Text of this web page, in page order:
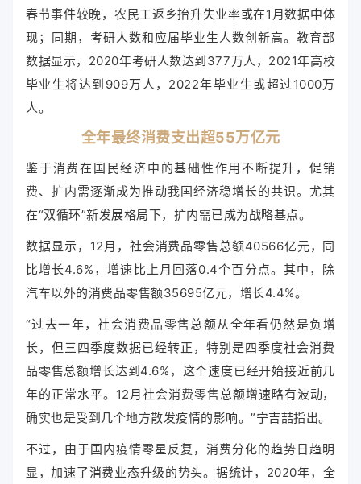
春节事件较晚，农民工返乡抬升失业率或在1月数据中体
现；同期，考研人数和应届毕业生人数创新高。教育部
数据显示，2020年考研人数达到377万人，2021年高校
毕业生将达到909万人，2022年毕业生或超过1000万
人。
全年最终消费支出超55万亿元
鉴于消费在国民经济中的基础性作用不断提升，促销
费、扩内需逐渐成为推动我国经济稳增长的共识。尤其
在“双循环”新发展格局下，扩内需已成为战略基点。
数据显示，12月，社会消费品零售总额40566亿元，同
比增长4.6%，增速比上月回落0.4个百分点。其中，除
汽车以外的消费品零售额35695亿元，增长4.4%。
“过去一年，社会消费品零售总额从全年看仍然是负增
长，但三四季度数据已经转正，特别是四季度社会消费
品零售总额增长达到4.6%，这个速度已经开始接近前几
年的正常水平。12月社会消费零售总额增速略有波动，
确实也是受到几个地方散发疫情的影响。”宁吉喆指出。
不过，由于国内疫情零星反复，消费分化的趋势日趋明
显，加速了消费业态升级的势头。据统计，2020年，全